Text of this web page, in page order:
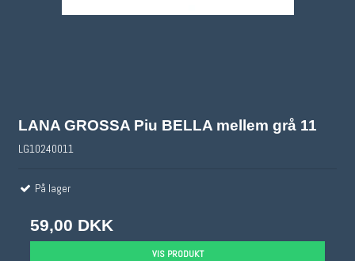
LANA GROSSA Piu BELLA mellem grå 11
LG10240011
På lager
59,00 DKK
VIS PRODUKT